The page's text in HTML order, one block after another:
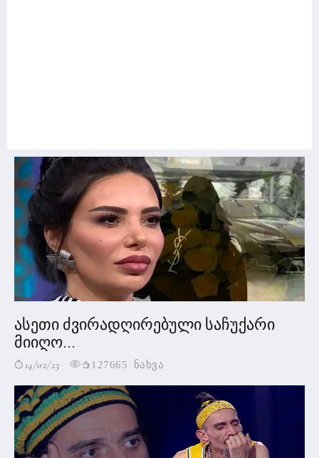
ასეთი ძვირადღირებული საჩუქარი
მიიღო...
14/02/23 127665 ნახვა